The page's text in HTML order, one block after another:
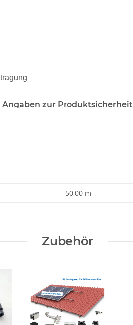
Angaben zur Produktsicherheit
50,00 m
Zubehör